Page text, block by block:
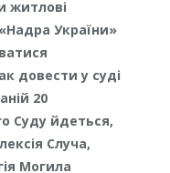
житлові
України»
довести у суді
20
Суду йдеться,
Случа,
Могила